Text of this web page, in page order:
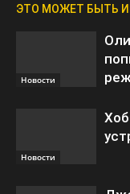
ЭТО МОЖЕТ БЫТЬ
Новости
Новости